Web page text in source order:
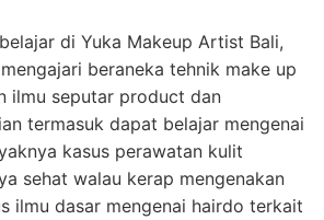
di Yuka Makeup Artist Bali,
beraneka tehnik make up
ilmu seputar product dan
termasuk dapat belajar mengenai
kasus perawatan kulit
sehat walau kerap mengenakan
ilmu dasar mengenai hairdo terkait